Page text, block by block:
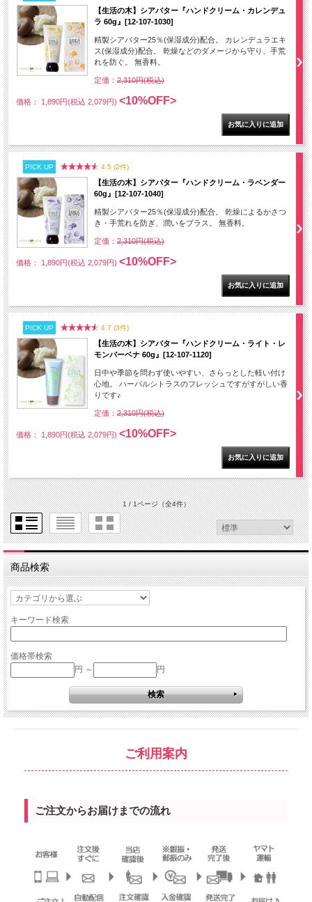
【生活の木】シアバター『ハンドクリーム・カレンデュ
ラ 60g』[12-107-1030]
精製シアバター25％(保湿成分)配合。 カレンデュラエキ
ス(保湿成分)配合。 乾燥などのダメージから守り、手荒
れを防ぐ。 無香料。
定価： 2,310円(税込)
価格： 1,890円(税込 2,079円) <10%OFF>
PICK UP 4.5 (2件)
【生活の木】シアバター『ハンドクリーム・ラベンダー
60g』[12-107-1040]
精製シアバター25％(保湿成分)配合。 乾燥によるかさつ
き・手荒れを防ぎ、潤いをプラス。 無香料。
定価： 2,310円(税込)
価格： 1,890円(税込 2,079円) <10%OFF>
PICK UP 4.7 (3件)
【生活の木】シアバター『ハンドクリーム・ライト・レ
モンバーベナ 60g』[12-107-1120]
日中や季節を問わず使いやすい、さらっとした軽い付け
心地。 ハーバルシトラスのフレッシュですがすがしい香
りです♪
定価： 2,310円(税込)
価格： 1,890円(税込 2,079円) <10%OFF>
1 / 1ページ（全4件）
商品検索
キーワード検索
価格帯検索
円 ～
円
ご利用案内
ご注文からお届けまでの流れ